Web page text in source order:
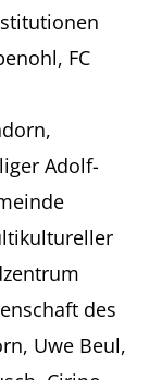
FC
Adolf-
des
Uwe Beul,